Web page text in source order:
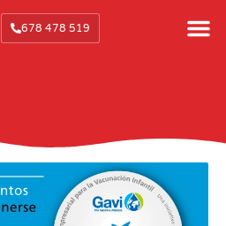
678 478 519